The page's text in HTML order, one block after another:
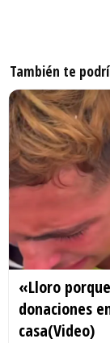
También te
«Lloro
donaciones
casa(Video)